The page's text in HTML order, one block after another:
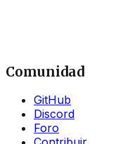
Comunidad
GitHub
Discord
Foro